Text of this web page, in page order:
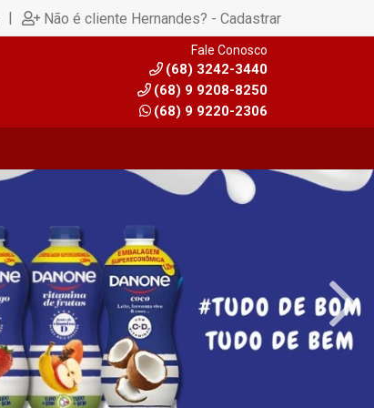
| Não é cliente Hernandes? - Cadastrar
Fale Conosco
(68) 3242-3440
(68) 9 9208-8250
(68) 9 9220-2306